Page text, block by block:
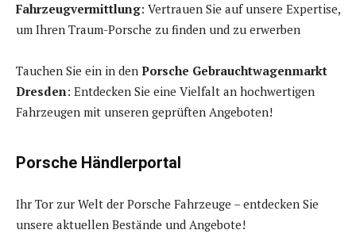
Fahrzeugvermittlung: Vertrauen Sie auf unsere Expertise,
um Ihren Traum-Porsche zu finden und zu erwerben
Tauchen Sie ein in den Porsche Gebrauchtwagenmarkt
Dresden: Entdecken Sie eine Vielfalt an hochwertigen
Fahrzeugen mit unseren geprüften Angeboten!
Porsche Händlerportal
Ihr Tor zur Welt der Porsche Fahrzeuge – entdecken Sie
unsere aktuellen Bestände und Angebote!